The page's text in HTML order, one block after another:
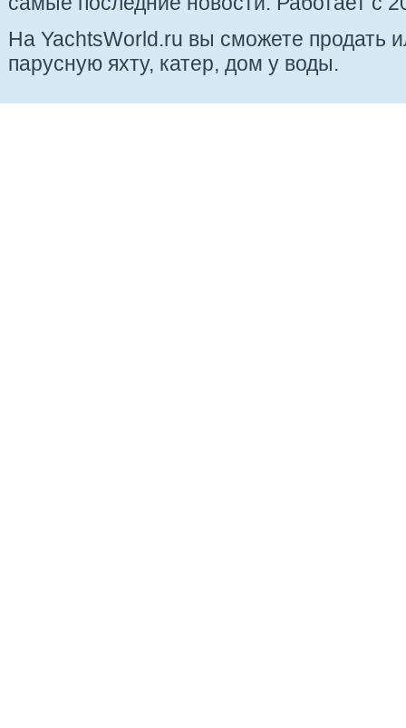
На YachtsWorld.ru вы сможете продать
парусную яхту, катер, дом у воды.